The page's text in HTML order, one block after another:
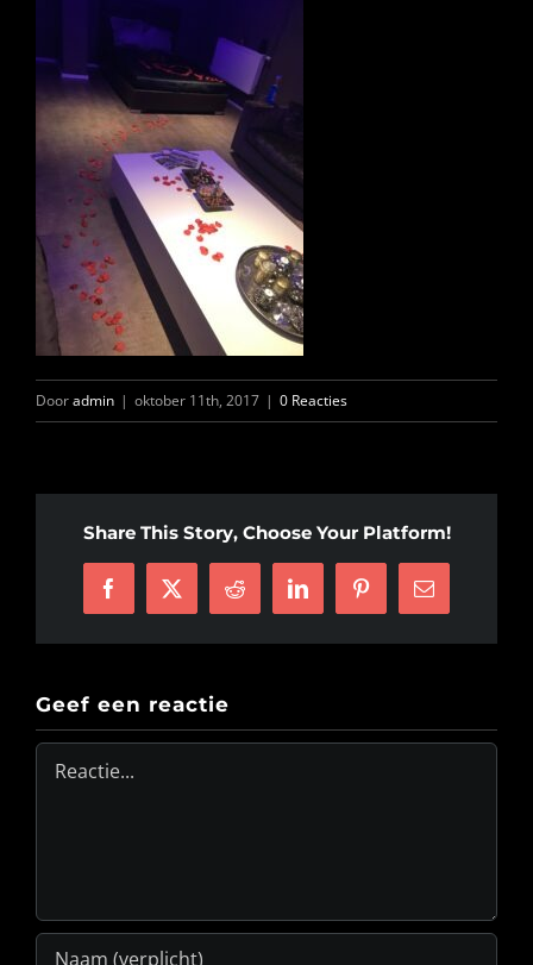
INFO
OPENINGSTIJDEN
CONTACT
ANDERE VESTIGINGEN
Dooradmin | oktober 11th, 2017 | 0 Reacties
Share This Story, Choose Your Platform!
Facebook
X Reddit LinkedInPinterest
E-
mail
Geef een reactie
Reactie